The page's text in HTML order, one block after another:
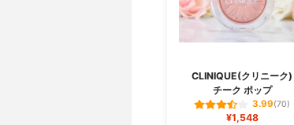
CLINIQUE(クリニーク)
チーク ポップ
3.99(70)
¥1,548